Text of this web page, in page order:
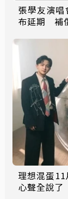
張學友演
布延期 補
理想混蛋11
心聲全說了